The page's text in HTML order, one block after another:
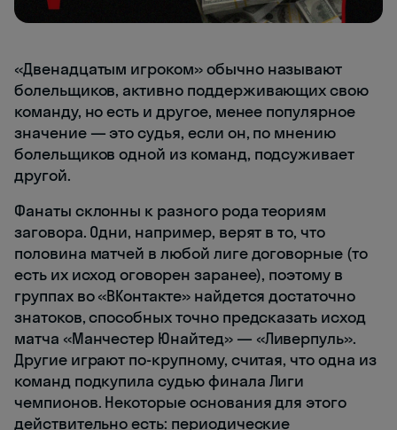
«Двенадцатым игроком» обычно называют
болельщиков, активно поддерживающих свою
команду, но есть и другое, менее популярное
значение — это судья, если он, по мнению
болельщиков одной из команд, подсуживает
другой.
Фанаты склонны к разного рода теориям
заговора. Одни, например, верят в то, что
половина матчей в любой лиге договорные (то
есть их исход оговорен заранее), поэтому в
группах во «ВКонтакте» найдется достаточно
знатоков, способных точно предсказать исход
матча «Манчестер Юнайтед» — «Ливерпуль».
Другие играют по-крупному, считая, что одна из
команд подкупила судью финала Лиги
чемпионов. Некоторые основания для этого
действительно есть: периодические